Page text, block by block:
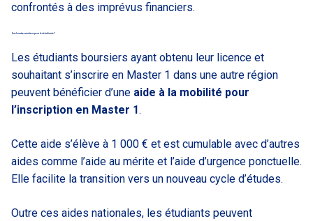
confrontés à des imprévus financiers.
Quels autres soutiens pour les étudiants ?
Les étudiants boursiers ayant obtenu leur licence et
souhaitant s’inscrire en Master 1 dans une autre région
peuvent bénéficier d’une aide à la mobilité pour
l’inscription en Master 1.
Cette aide s’élève à 1 000 € et est cumulable avec d’autres
aides comme l’aide au mérite et l’aide d’urgence ponctuelle.
Elle facilite la transition vers un nouveau cycle d’études.
Outre ces aides nationales, les étudiants peuvent